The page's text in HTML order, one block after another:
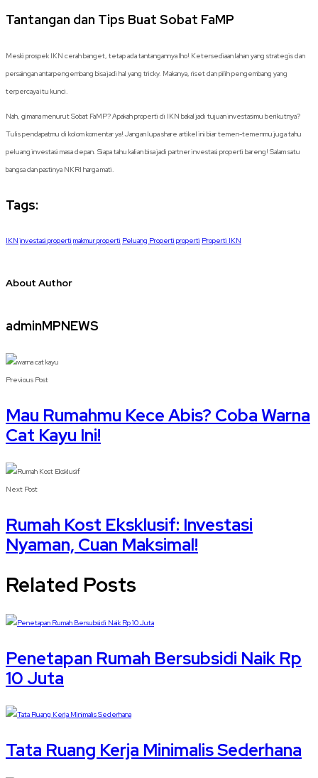
Tantangan dan Tips Buat Sobat FaMP
Meski prospek IKN cerah banget, tetap ada tantangannya lho! Ketersediaan lahan yang strategis dan
persaingan antarpengembang bisa jadi hal yang tricky. Makanya, riset dan pilih pengembang yang
terpercaya itu kunci.
Nah, gimana menurut Sobat FaMP? Apakah properti di IKN bakal jadi tujuan investasimu berikutnya?
Tulis pendapatmu di kolom komentar ya! Jangan lupa share artikel ini biar temen-temenmu juga tahu
peluang investasi masa depan. Siapa tahu kalian bisa jadi partner investasi properti bareng! Salam satu
bangsa dan pastinya NKRI harga mati.
Tags:
IKN investasi properti makmur properti Peluang Properti properti Properti IKN
About Author
adminMPNEWS
Previous Post
Mau Rumahmu Kece Abis? Coba Warna
Cat Kayu Ini!
Next Post
Rumah Kost Eksklusif: Investasi
Nyaman, Cuan Maksimal!
Related Posts
Penetapan Rumah Bersubsidi Naik Rp
10 Juta
Tata Ruang Kerja Minimalis Sederhana